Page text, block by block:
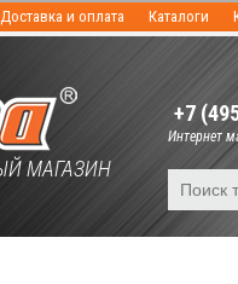
Доставка и оплата Каталоги
МАГАЗИН
+7
Интернет